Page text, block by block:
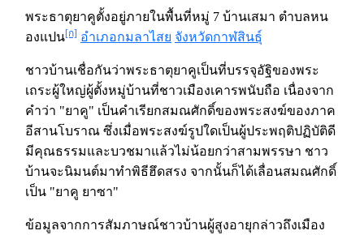
พระธาตุยาคูตั้งอยู่ภายในพื้นที่หมู่ 7 บ้านเสมา ตำบลหน
องแปน[ก] อำเภอกมลาไสย จังหวัดกาฬสินธุ์
ชาวบ้านเชื่อกันว่าพระธาตุยาคูเป็นที่บรรจุอัฐิของพระ
เถระผู้ใหญ่ผู้ตั้งหมู่บ้านที่ชาวเมืองเคารพนับถือ เนื่องจาก
คำว่า "ยาคู" เป็นคำเรียกสมณศักดิ์ของพระสงฆ์ของภาค
อีสานโบราณ ซึ่งเมื่อพระสงฆ์รูปใดเป็นผู้ประพฤติปฏิบัติดี
มีคุณธรรมและบวชมาแล้วไม่น้อยกว่าสามพรรษา ชาว
บ้านจะนิมนต์มาทำพิธีฮึดสรง จากนั้นก็ได้เลื่อนสมณศักดิ์
เป็น "ยาคู ยาซา"
ข้อมูลจากการสัมภาษณ์ชาวบ้านผู้สูงอายุกล่าวถึงเมือง